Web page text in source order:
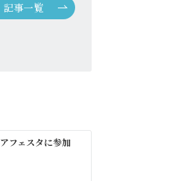
記事一覧
フェスタに参加